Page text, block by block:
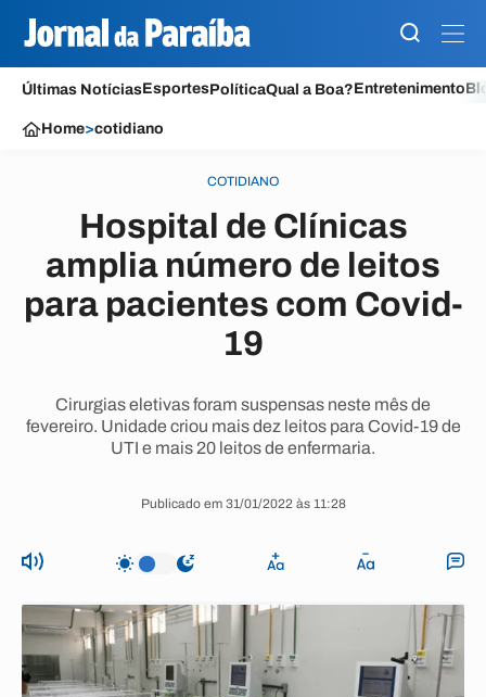
Últimas NotíciasEsportesPolíticaQual a Boa?Entretenimento
Home>cotidiano
COTIDIANO
Hospital de Clínicas
amplia número de leitos
para pacientes com Covid-
19
Cirurgias eletivas foram suspensas neste mês de
fevereiro. Unidade criou mais dez leitos para Covid-19 de
UTI e mais 20 leitos de enfermaria.
Publicado em 31/01/2022 às 11:28